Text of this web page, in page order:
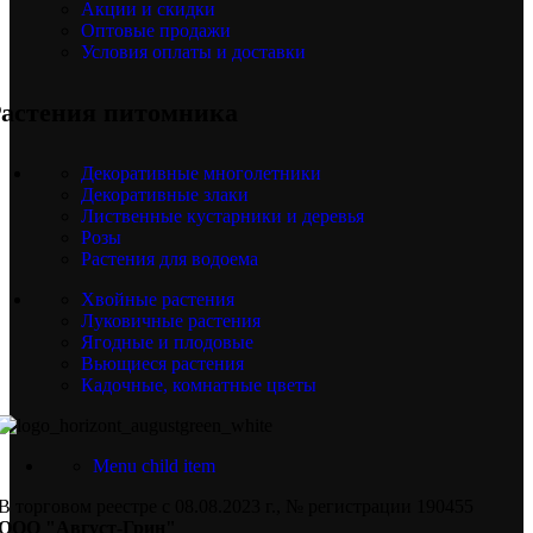
Акции и скидки
Оптовые продажи
Условия оплаты и доставки
питомника
Декоративные многолетники
Декоративные злаки
Лиственные кустарники и деревья
Розы
Растения для водоема
Хвойные растения
Луковичные растения
Ягодные и плодовые
Вьющиеся растения
Кадочные, комнатные цветы
Menu child item
торговом реестре с 08.08.2023 г., № регистрации 190455
"Август-Грин"